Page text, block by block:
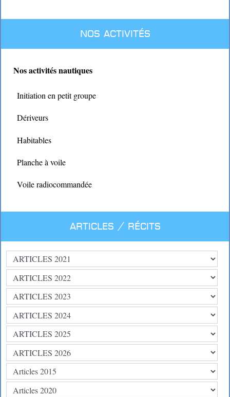
Nos activités
Nos activités nautiques
Initiation en petit groupe
Dériveurs
Habitables
Planche à voile
Voile radiocommandée
Articles / Récits